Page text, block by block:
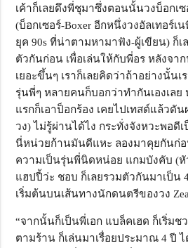
เค้าก็เลยดึงพี่ชุมาซึ่งตอนนั้นวงบ็อกเซ
(บ็อกเซอร์-Boxer อีกหนึ่งวงอัลเทอร์
ยุค 90s ที่น่าตามหามาฟัง-ผู้เขียน) ก็เ
ตัวกันก่อน เพื่อเล่นให้กับพี่อร หลังจา
เยอะขึ้นๆ เราก็เลยคิดว่าถ้าอย่างนั้น
รุ่นพี่ๆ หลายคนก็บอกว่าทำกันเองเลย
แรกก็เอาป็อกร้อง เคยไปเทสต์แล้วดั
วง) ไม่รู้ผ่านได้ไง กระทั่งจังหวะพอดี
นี่หน่วยก้านมันดีแหะ ลองมาคุยกันก่
ความเป็นรุ่นพี่นิดหน่อย แกมบังคับ (หั
แฮปปี้ว่ะ ชอบ ก็เลยรวมตัวกันมาเป็น
เริ่มต้นบนเส้นทางนักดนตรีของวง
“จากนั้นก็เป็นพี่เอก แบล็คเฮด ก็เริ่มช
ตามร้าน ก็เล่นมาเรื่อยประมาณ 4 ปี